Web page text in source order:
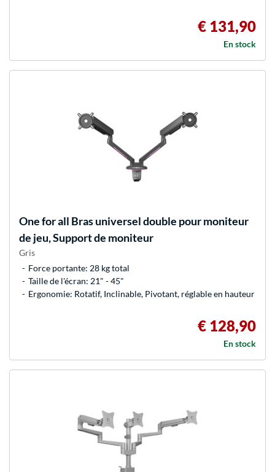
€ 131,90
En stock
One for all Bras universel double pour moniteur
de jeu, Support de moniteur
Gris
Force portante: 28 kg total
Taille de l'écran: 21" - 45"
Ergonomie: Rotatif, Inclinable, Pivotant, réglable en hauteur
€ 128,90
En stock